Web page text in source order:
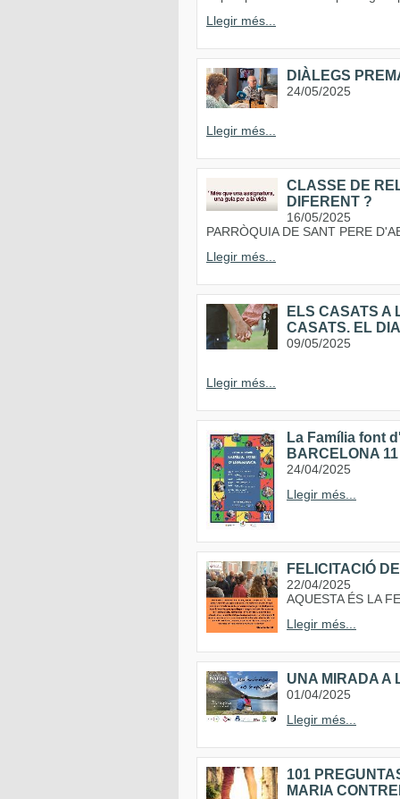
Llegir més...
DIÀLEGS
24/05/2025
Llegir més...
CLASSE DE
DIFERENT ?
16/05/2025
PARRÒQUIA DE SANT PERE
Llegir més...
ELS CASATS A
CASATS. EL
09/05/2025
Llegir més...
La Família font
BARCELONA
24/04/2025
Llegir més...
FELICITACIÓ
22/04/2025
AQUESTA ÉS LA
Llegir més...
UNA MIRADA A
01/04/2025
Llegir més...
101
MARIA